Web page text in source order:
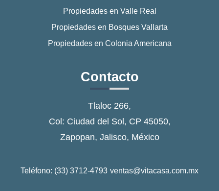
Propiedades en Valle Real
Propiedades en Bosques Vallarta
Propiedades en Colonia Americana
Contacto
Tlaloc 266,
Col: Ciudad del Sol, CP 45050,
Zapopan, Jalisco, México
Teléfono: (33) 3712-4793 ventas@vitacasa.com.mx